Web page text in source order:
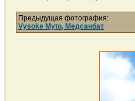
Предыдущая фотография:
Vysoke Myto, Медсанбат